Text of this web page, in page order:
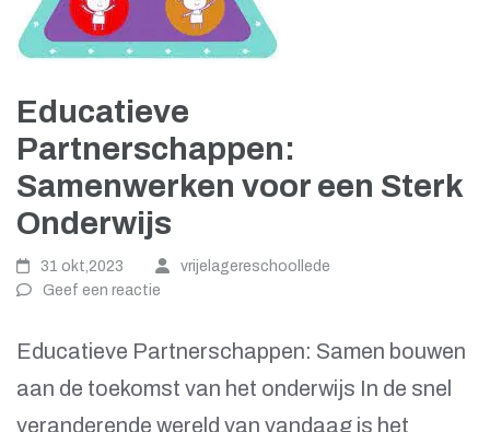
Educatieve
Partnerschappen:
Samenwerken voor een Sterk
Onderwijs
31 okt,2023
vrijelagereschoollede
Geef een reactie
Educatieve Partnerschappen: Samen bouwen
aan de toekomst van het onderwijs In de snel
veranderende wereld van vandaag is het